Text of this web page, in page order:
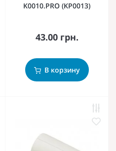
K0010.PRO (KP0013)
43.00 грн.
В корзину